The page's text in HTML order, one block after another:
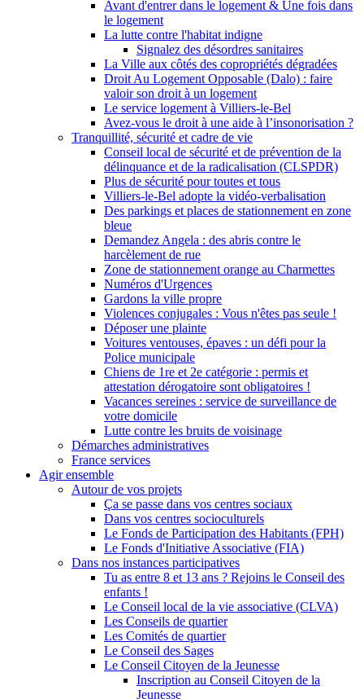
Avant d'entrer dans le logement & Une fois dans
le logement
La lutte contre l'habitat indigne
Signalez des désordres sanitaires
La Ville aux côtés des copropriétés dégradées
Droit Au Logement Opposable (Dalo) : faire
valoir son droit à un logement
Le service logement à Villiers-le-Bel
Avez-vous le droit à une aide à l’insonorisation ?
Tranquillité, sécurité et cadre de vie
Conseil local de sécurité et de prévention de la
délinquance et de la radicalisation (CLSPDR)
Plus de sécurité pour toutes et tous
Villiers-le-Bel adopte la vidéo-verbalisation
Des parkings et places de stationnement en zone
bleue
Demandez Angela : des abris contre le
harcèlement de rue
Zone de stationnement orange au Charmettes
Numéros d'Urgences
Gardons la ville propre
Violences conjugales : Vous n'êtes pas seule !
Déposer une plainte
Voitures ventouses, épaves : un défi pour la
Police municipale
Chiens de 1re et 2e catégorie : permis et
attestation dérogatoire sont obligatoires !
Vacances sereines : service de surveillance de
votre domicile
Lutte contre les bruits de voisinage
Démarches administratives
France services
Agir ensemble
Autour de vos projets
Ça se passe dans vos centres sociaux
Dans vos centres socioculturels
Le Fonds de Participation des Habitants (FPH)
Le Fonds d'Initiative Associative (FIA)
Dans nos instances participatives
Tu as entre 8 et 13 ans ? Rejoins le Conseil des
enfants !
Le Conseil local de la vie associative (CLVA)
Les Conseils de quartier
Les Comités de quartier
Le Conseil des Sages
Le Conseil Citoyen de la Jeunesse
Inscription au Conseil Citoyen de la
Jeunesse